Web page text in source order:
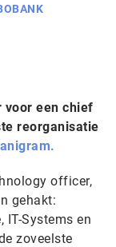
voor een chief
reorganisatie
officer,
gehakt:
IT-Systems en
zoveelste